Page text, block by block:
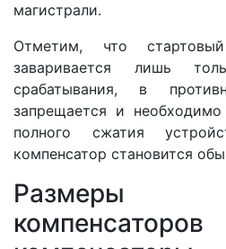
магистрали.
Отметим, что
заваривается лишь
срабатывания, в
запрещается и
полного сжатия
компенсатор становится
Размеры